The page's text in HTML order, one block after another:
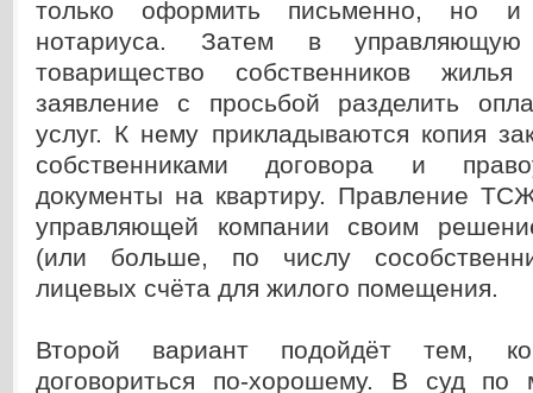
только оформить письменно, но и
нотариуса. Затем в
товарищество собственников
заявление с просьбой разделить
услуг. К нему прикладываются копия
собственниками договора и
документы на квартиру. Правление
управляющей компании своим
(или больше, по числу
лицевых счёта для жилого помещения.
Второй вариант подойдёт тем,
договориться по-хорошему. В суд по